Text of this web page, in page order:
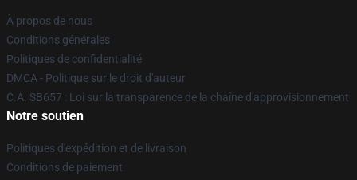
À propos de nous
Conditions générales
Politiques de confidentialité
DMCA - Politique sur le droit d'auteur
C.A. SB657 : Loi sur la transparence de la chaîne d'approvisionnement
Notre soutien
Politiques d'expédition et de livraison
Conditions de paiement